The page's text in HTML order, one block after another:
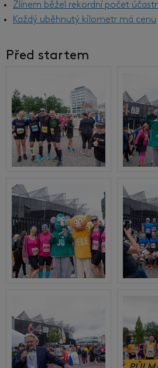
Zlínem běžel rekordní počet
Každý uběhnutý kilometr má cenu
Před startem